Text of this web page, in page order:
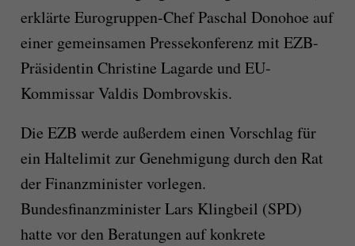
erklärte Eurogruppen-Chef Paschal Donohoe auf
einer gemeinsamen Pressekonferenz mit EZB-
Präsidentin Christine Lagarde und EU-
Kommissar Valdis Dombrovskis.
Die EZB werde außerdem einen Vorschlag für
ein Haltelimit zur Genehmigung durch den Rat
der Finanzminister vorlegen.
Bundesfinanzminister Lars Klingbeil (SPD)
hatte vor den Beratungen auf konkrete